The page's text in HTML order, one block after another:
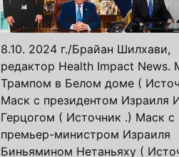
8.10. 2024 г./Брайан Шилхави,
редактор Health Impact News.
Трампом в Белом доме (
Маск с президентом Израиля
Герцогом ( Источник .) Маск с
премьер-министром Израиля
Биньямином Нетаньяху (